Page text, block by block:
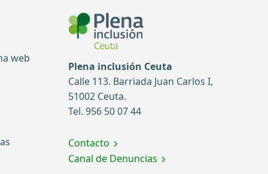
web
Plena inclusión Ceuta
Calle 113. Barriada Juan Carlos I,
51002 Ceuta.
Tel. 956 50 07 44
Contacto
Canal de Denuncias